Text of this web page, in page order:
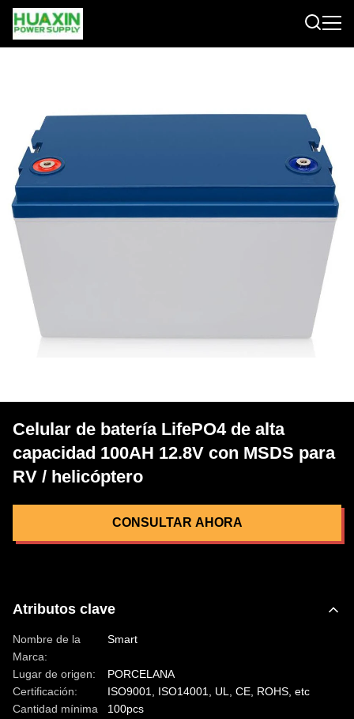
Celular de batería LifePO4 de alta
capacidad 100AH 12.8V con MSDS para
RV / helicóptero
CONSULTAR AHORA
Atributos clave
Nombre de la
Marca:
Smart
Lugar de origen:
PORCELANA
Certificación:
ISO9001, ISO14001, UL, CE, ROHS, etc
Cantidad mínima
100pcs